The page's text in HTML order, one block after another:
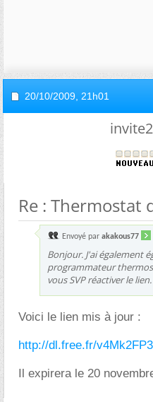
20/10/2009, 21h01
Re : Thermostat
Envoyé par akakous77
Bonjour. J'ai également
programmateur
vous SVP réactiver le
Voici le lien mis à jour :
http://dl.free.fr/
Il expirera le 20